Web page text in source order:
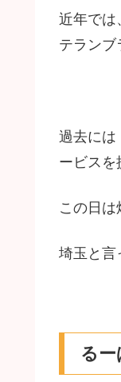
近年では
テランブ
過去には
ービスを
この日は
埼玉と言
るー